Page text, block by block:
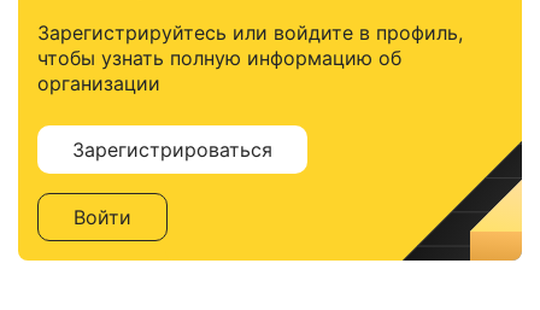
Зарегистрируйтесь или войдите в профиль,
чтобы узнать полную информацию об
организации
Зарегистрироваться
Войти